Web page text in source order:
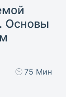
Основы
75 Мин